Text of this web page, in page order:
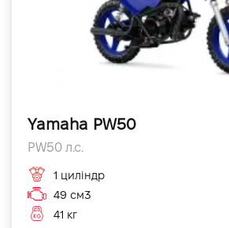
Yamaha PW50
PW50 л.с.
1 циліндр
49 см3
41 кг